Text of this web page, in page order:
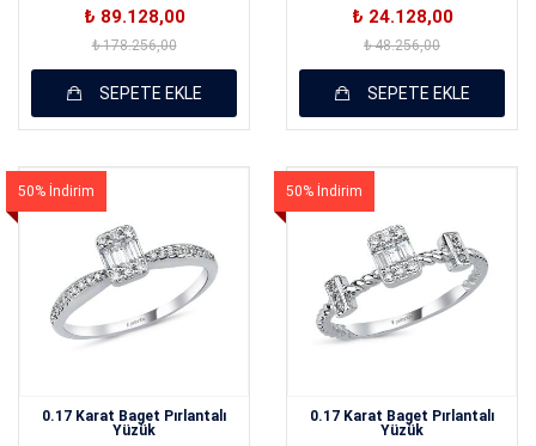
₺ 89.128,00
₺ 178.256,00
SEPETE EKLE
₺ 24.128,00
₺ 48.256,00
SEPETE EKLE
50% İndirim
0.17 Karat Baget Pırlantalı
Yüzük
50% İndirim
0.17 Karat Baget Pırlantalı
Yüzük